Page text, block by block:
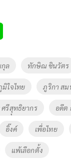
ล ทักษิณ ชินวัตร
มิใจไทย ภูริกา ส
รีสุุทธิยากร อดีต
อิ๊งค์ เพื่อไทย
แพ้เลือกตั้ง